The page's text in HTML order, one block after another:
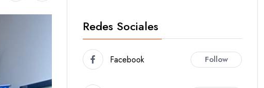
Redes Sociales
Facebook Follow